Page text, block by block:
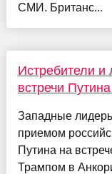
СМИ. Британс...
Истребители и
встречи
Западные
приемом
Путина на
Трампом в